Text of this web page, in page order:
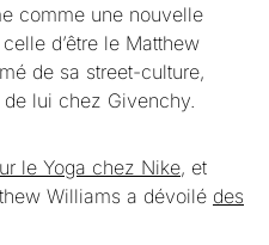
comme une nouvelle
d’être le Matthew
de sa street-culture,
lui chez Givenchy.
le Yoga chez Nike, et
Williams a dévoilé des